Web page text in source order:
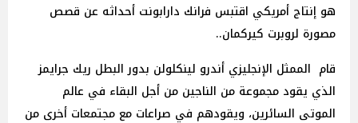
هو إنتاج أمريكي اقتبس فرانك دارابونت أحداثه عن قصص
مصورة لروبرت كيركمان..
قام الممثل الإنجليزي أندرو لينكلولن بدور البطل ريك جرايمز
الذي يقود مجموعة من الناجين من أجل البقاء في عالم
الموتى السائرين، ويقودهم في صراعات مع مجتمعات أخرى من